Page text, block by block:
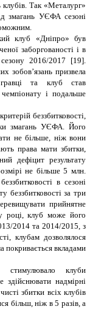
Так «Металург»
змагань УЄФА сезоні
клуб «Дніпро» був
заборгованості і в
2016/2017 [19].
зобов’язань призвела
та клуб став
і подальше
беззбитковості,
змагань УЄФА. Його
не більше, ніж вони
права мати збитки,
дефіцит результату
не більше 5 млн.
в сезоні
беззбитковості за три
прийнятне
році, клуб може його
2014 та 2014/2015, з
клубам дозволялося
покривається вкладами
стимулювало клуби
надмірні
збитки всіх клубів
більш, ніж в 5 разів, а